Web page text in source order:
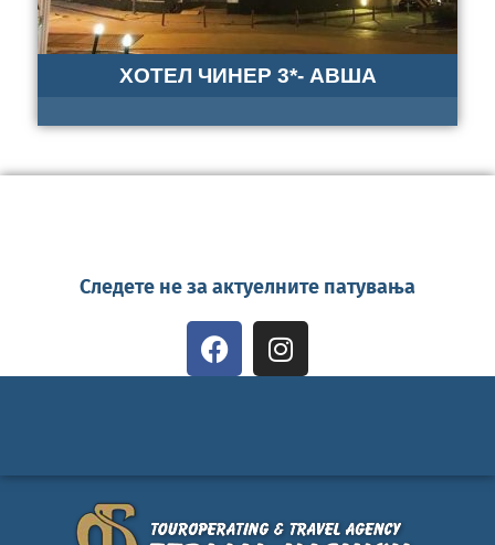
ХОТЕЛ ЧИНЕР 3*- АВША
Следете не за актуелните патувања